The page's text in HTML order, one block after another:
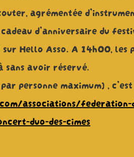
agrémentée
d’anniversaire du
Hello Asso. A 14h00, les
sans avoir réservé.
personne maximum) ,
associations/federation-
duo-des-cimes